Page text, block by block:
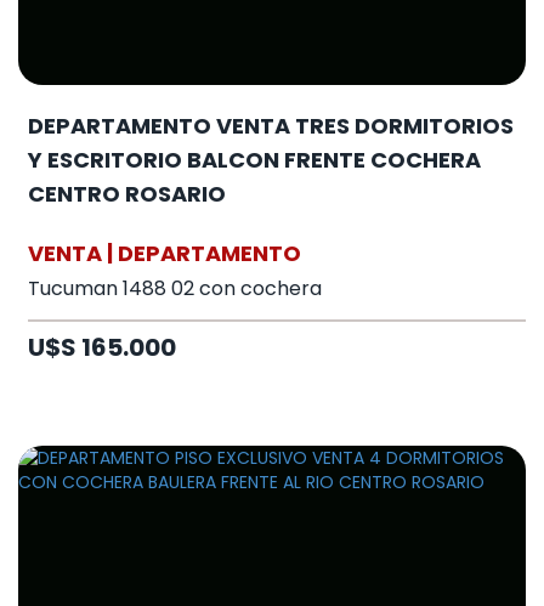
DEPARTAMENTO VENTA TRES DORMITORIOS
Y ESCRITORIO BALCON FRENTE COCHERA
CENTRO ROSARIO
VENTA | DEPARTAMENTO
Tucuman 1488 02 con cochera
U$S 165.000